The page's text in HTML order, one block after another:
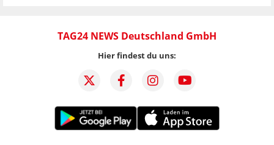
TAG24 NEWS Deutschland GmbH
Hier findest du uns: